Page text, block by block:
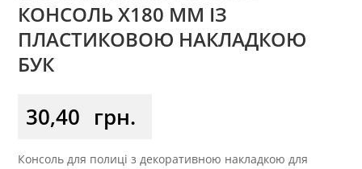
КОНСОЛЬ Х180 ММ ІЗ
ПЛАСТИКОВОЮ НАКЛАДКОЮ
БУК
30,40 грн.
Консоль для полиці з декоративною накладкою для